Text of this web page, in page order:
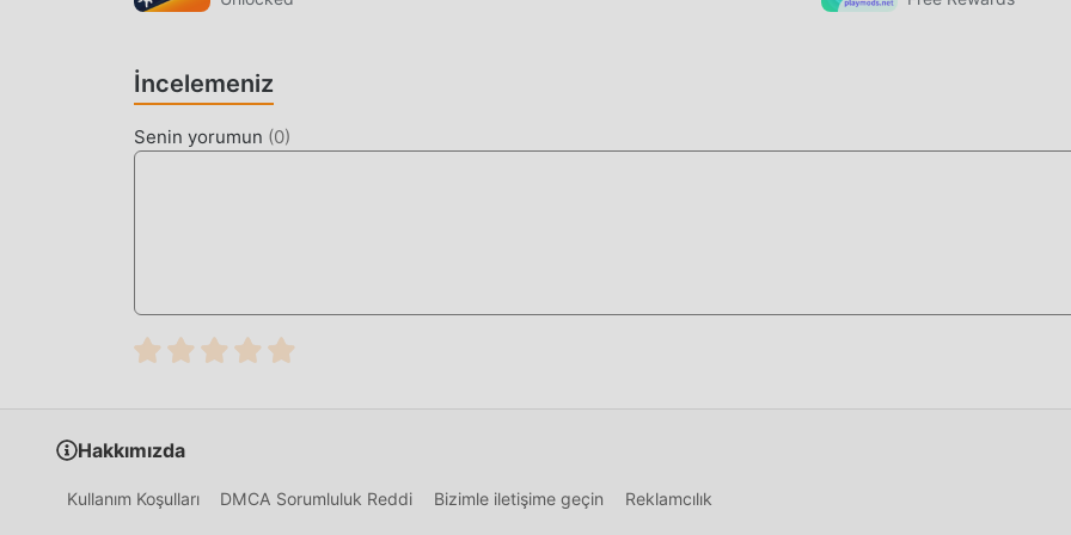
Geleneksel casual oyunu, kullanıcıların oyundaki zenginliklerini/yeteneklerini/becerilerini biriktirmek için çok
zaman harcamasını gerektirir, bu da oyunun hem özelliği hem de eğlencesidir, ancak aynı zamanda birikim
kaçınılmaz olarak olacaktır. insanı yoruyor ama artık modların ortaya çıkması bu durumu yeniden yazdı. Burada,
Moddroid uygulamasını yüklemek için indirme düğmesine tıklamanız yeterlidir, moddroid kurulum paketindeki
ücretsiz mod sürümünü My First Makeover 2.2.1.2 doğrudan indirebilirsiniz ve sizi bekleyen daha fazla ücretsiz
popüler mod oyunu vardır. oyna, ne duruyorsun, hemen indir!
İncelemeniz
Senin yorumun (0)
Hakkımızda
Kullanım Koşulları DMCA Sorumluluk Reddi Bizimle iletişime geçin Reklamcılık